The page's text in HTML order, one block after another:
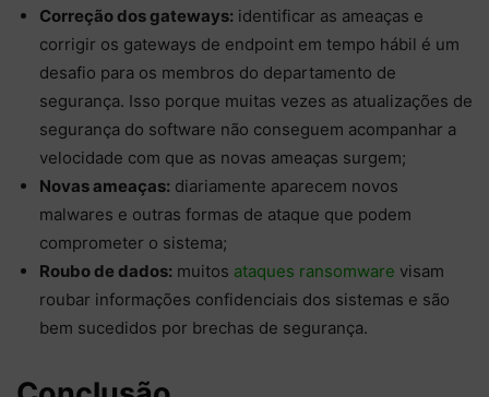
Correção dos gateways: identificar as ameaças e
corrigir os gateways de endpoint em tempo hábil é um
desafio para os membros do departamento de
segurança. Isso porque muitas vezes as atualizações de
segurança do software não conseguem acompanhar a
velocidade com que as novas ameaças surgem;
Novas ameaças: diariamente aparecem novos
malwares e outras formas de ataque que podem
comprometer o sistema;
Roubo de dados: muitos ataques ransomware visam
roubar informações confidenciais dos sistemas e são
bem sucedidos por brechas de segurança.